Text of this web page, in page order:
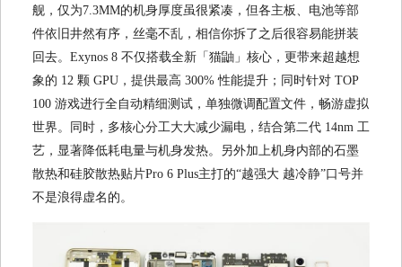
舰，仅为7.3MM的机身厚度虽很紧凑，但各主板、电池等部
件依旧井然有序，丝毫不乱，相信你拆了之后很容易能拼装
回去。Exynos 8 不仅搭载全新「猫鼬」核心，更带来超越想
象的 12 颗 GPU，提供最高 300% 性能提升；同时针对 TOP
100 游戏进行全自动精细测试，单独微调配置文件，畅游虚拟
世界。同时，多核心分工大大减少漏电，结合第二代 14nm 工
艺，显著降低耗电量与机身发热。另外加上机身内部的石墨
散热和硅胶散热贴片Pro 6 Plus主打的“越强大 越冷静”口号并
不是浪得虚名的。